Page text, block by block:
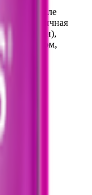
(в том числе
пшеничная
таурин),
жом,